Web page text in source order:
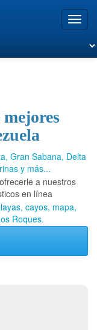
Gran Sabana, Delta
y más...
a nuestros
en línea
cayos, mapa,
Roques.